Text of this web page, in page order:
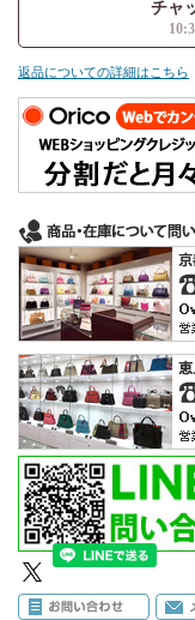
チャ
返品についての詳細はこちら